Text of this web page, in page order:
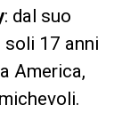
: dal suo
soli 17 anni
America,